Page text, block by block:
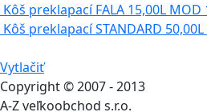
Kôš preklapací FALA 15,00L MOD
Kôš preklapací STANDARD 50,00L
Vytlačiť
Copyright © 2007 - 2013
A-Z veľkoobchod s.r.o.